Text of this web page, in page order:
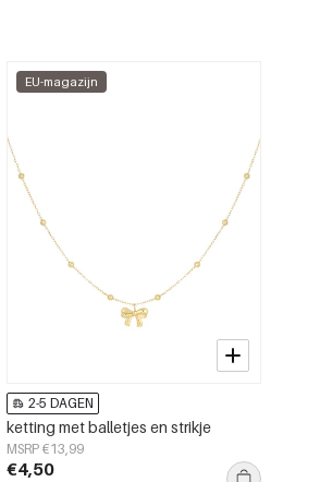
EU-magazijn
2-5 DAGEN
ketting met balletjes en strikje
MSRP €13,99
€4,50